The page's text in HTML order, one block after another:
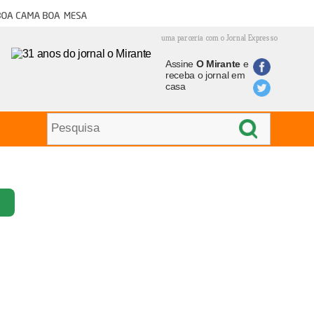
cama boa mesa
uma parceria com o Jornal Expresso
Assine O Mirantee
receba o jornal em
casa